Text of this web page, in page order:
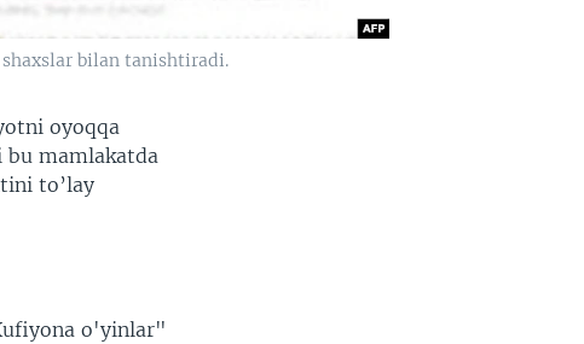
bilan tanishtiradi.
oyoqqa
bu mamlakatda
to’lay
o'yinlar"